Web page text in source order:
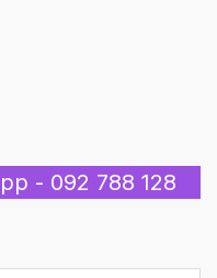
- 092 788 128